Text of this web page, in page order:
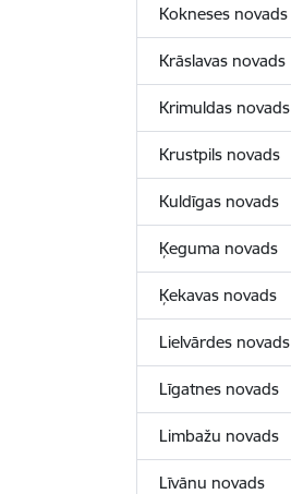
Kokneses novads
Krāslavas novads
Krimuldas novads
Krustpils novads
Kuldīgas novads
Ķeguma novads
Ķekavas novads
Lielvārdes novads
Līgatnes novads
Limbažu novads
Līvānu novads